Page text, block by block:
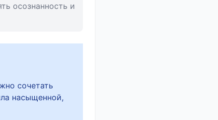
осознанность и
сочетать
насыщенной,